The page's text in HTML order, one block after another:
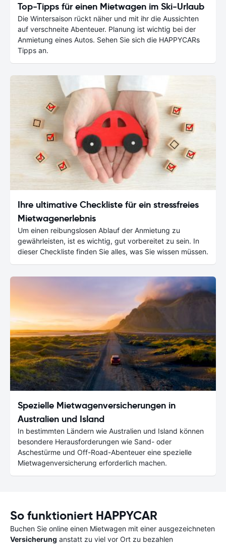
Top-Tipps für einen Mietwagen im Ski-Urlaub
Die Wintersaison rückt näher und mit ihr die Aussichten
auf verschneite Abenteuer. Planung ist wichtig bei der
Anmietung eines Autos. Sehen Sie sich die HAPPYCARs
Tipps an.
Ihre ultimative Checkliste für ein stressfreies
Mietwagenerlebnis
Um einen reibungslosen Ablauf der Anmietung zu
gewährleisten, ist es wichtig, gut vorbereitet zu sein. In
dieser Checkliste finden Sie alles, was Sie wissen müssen.
Spezielle Mietwagenversicherungen in
Australien und Island
In bestimmten Ländern wie Australien und Island können
besondere Herausforderungen wie Sand- oder
Aschestürme und Off-Road-Abenteuer eine spezielle
Mietwagenversicherung erforderlich machen.
So funktioniert HAPPYCAR
Buchen Sie online einen Mietwagen mit einer ausgezeichneten
Versicherung anstatt zu viel vor Ort zu bezahlen